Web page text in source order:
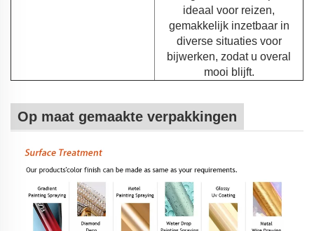
ideaal voor reizen,
gemakkelijk inzetbaar in
diverse situaties voor
bijwerken, zodat u overal
mooi blijft.
Op maat gemaakte verpakkingen